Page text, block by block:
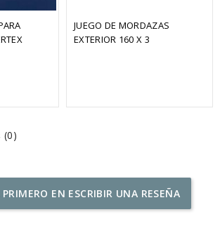
JUEGO DE MORDAZAS
EXTERIOR 160 X 3
(0)
PRIMERO EN ESCRIBIR UNA RESEÑA